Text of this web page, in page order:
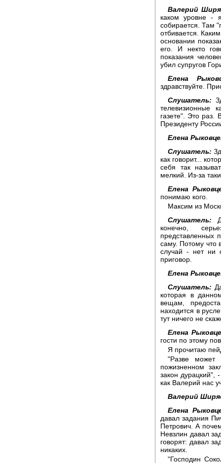
Валерий
каком уровне -
собирается. Там
отбивается.
основании
его. И некто
показания
убил супругов
Елена
здравствуйте.
Слушатель:
телевизионные
газете". Это раз.
Президенту
Елена
Слушатель:
как говорит...
себя так
мелкий. Из-за
Елена
понимаю кого.
Максим из
Слушатель:
конечно,
представленных
саму. Потому что
случай - нет ни
приговор.
Елена
Слушатель:
которая в
вещам,
находится в
тут ничего не
Елена
гости по этому
Я прочитаю
"Разве может
пожизненном
закон дурацкий",
как Валерий нас
Валерий
Елена
давал задания
Петрович. А
Невзлин давал
говорят: давал
никаких.
"Господин